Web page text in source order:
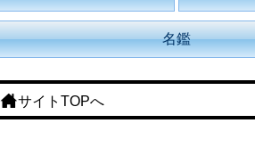
名鑑
サイトTOPへ